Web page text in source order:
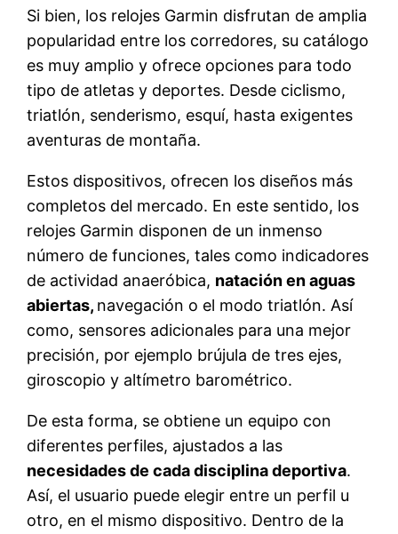
Si bien, los relojes Garmin disfrutan de amplia
popularidad entre los corredores, su catálogo
es muy amplio y ofrece opciones para todo
tipo de atletas y deportes. Desde ciclismo,
triatlón, senderismo, esquí, hasta exigentes
aventuras de montaña.
Estos dispositivos, ofrecen los diseños más
completos del mercado. En este sentido, los
relojes Garmin disponen de un inmenso
número de funciones, tales como indicadores
de actividad anaeróbica, natación en aguas
abiertas, navegación o el modo triatlón. Así
como, sensores adicionales para una mejor
precisión, por ejemplo brújula de tres ejes,
giroscopio y altímetro barométrico.
De esta forma, se obtiene un equipo con
diferentes perfiles, ajustados a las
necesidades de cada disciplina deportiva.
Así, el usuario puede elegir entre un perfil u
otro, en el mismo dispositivo. Dentro de la